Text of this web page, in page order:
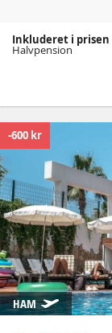
Inkluderet i prisen
Halvpension
-600 kr
HAM